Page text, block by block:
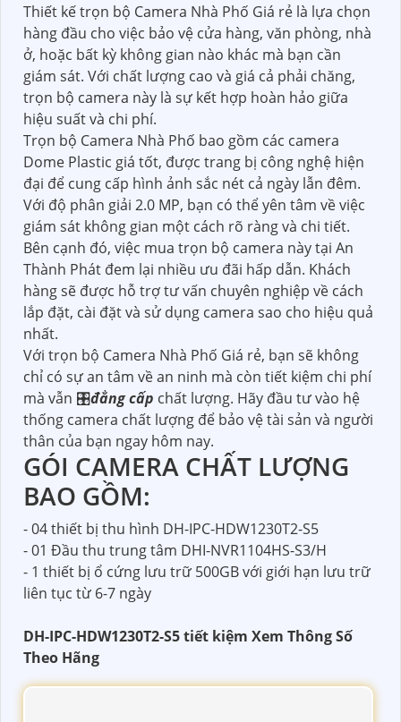
Thiết kế trọn bộ Camera Nhà Phố Giá rẻ là lựa chọn
hàng đầu cho việc bảo vệ cửa hàng, văn phòng, nhà
ở, hoặc bất kỳ không gian nào khác mà bạn cần
giám sát. Với chất lượng cao và giá cả phải chăng,
trọn bộ camera này là sự kết hợp hoàn hảo giữa
hiệu suất và chi phí.
Trọn bộ Camera Nhà Phố bao gồm các camera
Dome Plastic giá tốt, được trang bị công nghệ hiện
đại để cung cấp hình ảnh sắc nét cả ngày lẫn đêm.
Với độ phân giải 2.0 MP, bạn có thể yên tâm về việc
giám sát không gian một cách rõ ràng và chi tiết.
Bên cạnh đó, việc mua trọn bộ camera này tại An
Thành Phát đem lại nhiều ưu đãi hấp dẫn. Khách
hàng sẽ được hỗ trợ tư vấn chuyên nghiệp về cách
lắp đặt, cài đặt và sử dụng camera sao cho hiệu quả
nhất.
Với trọn bộ Camera Nhà Phố Giá rẻ, bạn sẽ không
chỉ có sự an tâm về an ninh mà còn tiết kiệm chi phí
mà vẫn 🎛đẳng cấp chất lượng. Hãy đầu tư vào hệ
thống camera chất lượng để bảo vệ tài sản và người
thân của bạn ngay hôm nay.
GÓI CAMERA CHẤT LƯỢNG
BAO GỒM:
- 04 thiết bị thu hình DH-IPC-HDW1230T2-S5
- 01 Đầu thu trung tâm DHI-NVR1104HS-S3/H
- 1 thiết bị ổ cứng lưu trữ 500GB với giới hạn lưu trữ
liên tục từ 6-7 ngày
DH-IPC-HDW1230T2-S5 tiết kiệm Xem Thông Số
Theo Hãng